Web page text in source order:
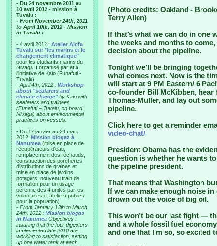
- Du 24 novembre 2011 au
10 avril 2012 - mission à
Tuvalu :
- From November 24th, 2011
to April 10th, 2012 - Mission
in Tuvalu :
- 4 avril 2012 : Atelier Alofa
Tuvalu sur "les marins et le
changement climatique"
pour les étudiants marins du
Nivaga II organisé par et à
l'initiative de Kaio (Funafuti -
Tuvalu).
- April 4th, 2012 : Workshop
about "seafarers and
climate change"by Kaio with
seafarers and trainees
(Funafuti – Tuvalu, on board
Nivaga) about environmental
practices on vessels.
- Du 17 janvier au 24 mars
2012: Mission biogaz à
Nanumea (mise en place de
récupérateurs d'eau,
remplacement des réchauds,
construction des porcheries,
distributions de graines et
mise en place de jardins
potagers, nouveau train de
formation pour un usage
pérenne des 4 unités par les
volontaires et ateliers publics
pour la population)
- From January 13th to March
24th, 2012 : Mission biogas
in Nanumea Objectives :
insuring that the four digesters
implemented late 2010 are
working to satisfaction, setting
up one water tank at each
(Photo credits: Oakland -
Terry Allen)
If that’s what we can do in one
the weeks and months to
decision about the pipeline.
Tonight we’ll be bringing
what comes next. Now is the
will start at 9 PM Eastern/ 6
co-founder Bill McKibben, hear
Thomas-Muller, and lay out
pipeline.
Click here to get a reminder
video-chat/
President Obama has the
question is whether he wants
the pipeline president.
That means that Washington
If we can make enough noise
drown out the voice of big oil.
This won’t be our last fight —
and a whole fossil fuel
and one that I’m so, so excited